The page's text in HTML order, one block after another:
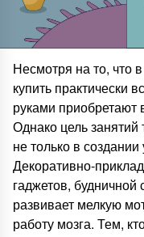
Несмотря на то, что
купить практически
руками приобретают
Однако цель
не только в
Декоративно-
гаджетов, будничной
развивает мелкую
работу мозга. Тем,